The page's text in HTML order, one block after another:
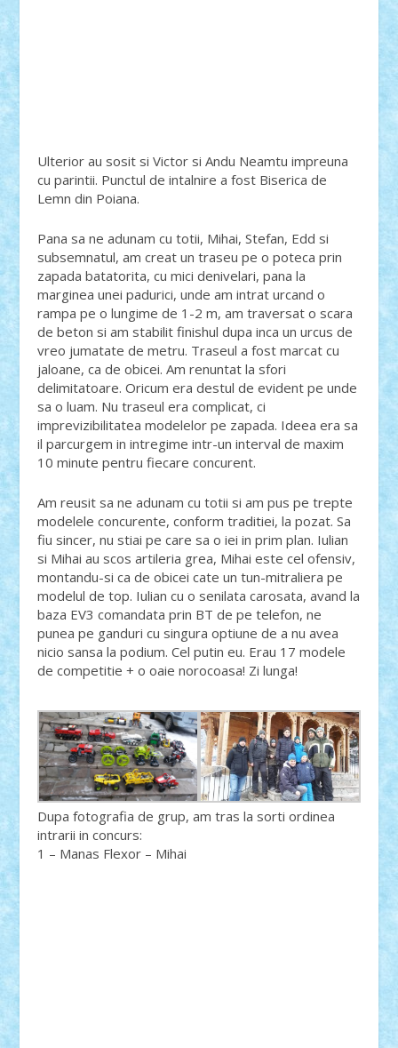
Ulterior au sosit si Victor si Andu Neamtu impreuna
cu parintii. Punctul de intalnire a fost Biserica de
Lemn din Poiana.
Pana sa ne adunam cu totii, Mihai, Stefan, Edd si
subsemnatul, am creat un traseu pe o poteca prin
zapada batatorita, cu mici denivelari, pana la
marginea unei padurici, unde am intrat urcand o
rampa pe o lungime de 1-2 m, am traversat o scara
de beton si am stabilit finishul dupa inca un urcus de
vreo jumatate de metru. Traseul a fost marcat cu
jaloane, ca de obicei. Am renuntat la sfori
delimitatoare. Oricum era destul de evident pe unde
sa o luam. Nu traseul era complicat, ci
imprevizibilitatea modelelor pe zapada. Ideea era sa
il parcurgem in intregime intr-un interval de maxim
10 minute pentru fiecare concurent.
Am reusit sa ne adunam cu totii si am pus pe trepte
modelele concurente, conform traditiei, la pozat. Sa
fiu sincer, nu stiai pe care sa o iei in prim plan. Iulian
si Mihai au scos artileria grea, Mihai este cel ofensiv,
montandu-si ca de obicei cate un tun-mitraliera pe
modelul de top. Iulian cu o senilata carosata, avand la
baza EV3 comandata prin BT de pe telefon, ne
punea pe ganduri cu singura optiune de a nu avea
nicio sansa la podium. Cel putin eu. Erau 17 modele
de competitie + o oaie norocoasa! Zi lunga!
Dupa fotografia de grup, am tras la sorti ordinea
intrarii in concurs:
1 – Manas Flexor – Mihai